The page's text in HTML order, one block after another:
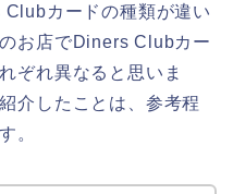
カードの種類が違い
お店でDiners Clubカー
ぞれ異なると思いま
介したことは、参考程
。